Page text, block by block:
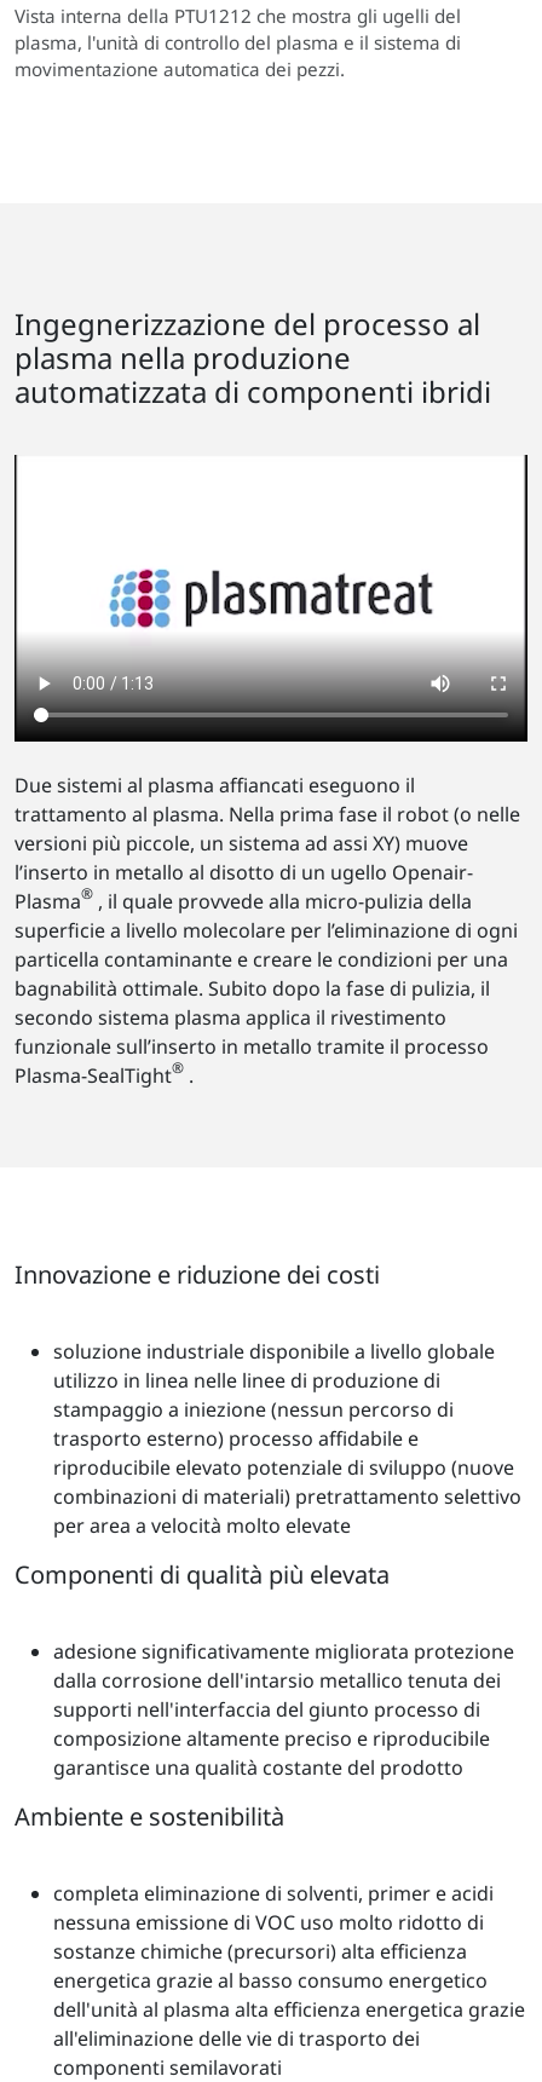
Vista interna della PTU1212 che mostra gli ugelli del
plasma, l'unità di controllo del plasma e il sistema di
movimentazione automatica dei pezzi.
Ingegnerizzazione del processo al
plasma nella produzione
automatizzata di componenti ibridi
Due sistemi al plasma affiancati eseguono il
trattamento al plasma. Nella prima fase il robot (o nelle
versioni più piccole, un sistema ad assi XY) muove
l’inserto in metallo al disotto di un ugello Openair-
Plasma® , il quale provvede alla micro-pulizia della
superficie a livello molecolare per l’eliminazione di ogni
particella contaminante e creare le condizioni per una
bagnabilità ottimale. Subito dopo la fase di pulizia, il
secondo sistema plasma applica il rivestimento
funzionale sull’inserto in metallo tramite il processo
Plasma-SealTight® .
Innovazione e riduzione dei costi
soluzione industriale disponibile a livello globale
utilizzo in linea nelle linee di produzione di
stampaggio a iniezione (nessun percorso di
trasporto esterno) processo affidabile e
riproducibile elevato potenziale di sviluppo (nuove
combinazioni di materiali) pretrattamento selettivo
per area a velocità molto elevate
Componenti di qualità più elevata
adesione significativamente migliorata protezione
dalla corrosione dell'intarsio metallico tenuta dei
supporti nell'interfaccia del giunto processo di
composizione altamente preciso e riproducibile
garantisce una qualità costante del prodotto
Ambiente e sostenibilità
completa eliminazione di solventi, primer e acidi
nessuna emissione di VOC uso molto ridotto di
sostanze chimiche (precursori) alta efficienza
energetica grazie al basso consumo energetico
dell'unità al plasma alta efficienza energetica grazie
all'eliminazione delle vie di trasporto dei
componenti semilavorati